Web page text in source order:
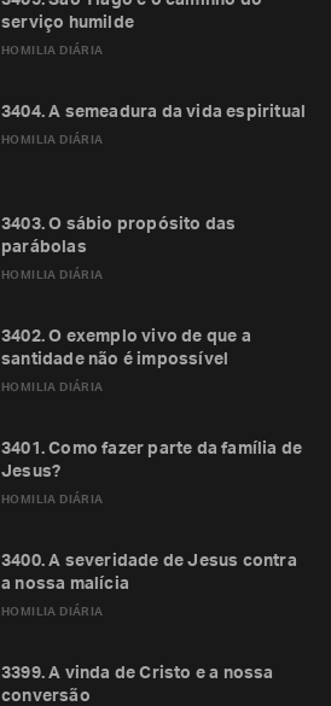
HOMILIA DIÁRIA
serviço humilde
HOMILIA DIÁRIA
3404. A semeadura da vida espiritual
HOMILIA DIÁRIA
3403. O sábio propósito das
parábolas
HOMILIA DIÁRIA
3402. O exemplo vivo de que a
santidade não é impossível
HOMILIA DIÁRIA
3401. Como fazer parte da família de
Jesus?
HOMILIA DIÁRIA
3400. A severidade de Jesus contra
a nossa malícia
3399. A vinda de Cristo e a nossa
conversão